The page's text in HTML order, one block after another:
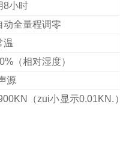
8小时
动全量程调零
温
（相对湿度）
源
（zui小显示0.01KN.）